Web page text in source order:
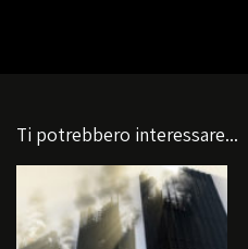
Ti potrebbero interessare...